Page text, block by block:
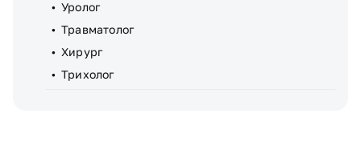
Уролог
Травматолог
Хирург
Трихолог